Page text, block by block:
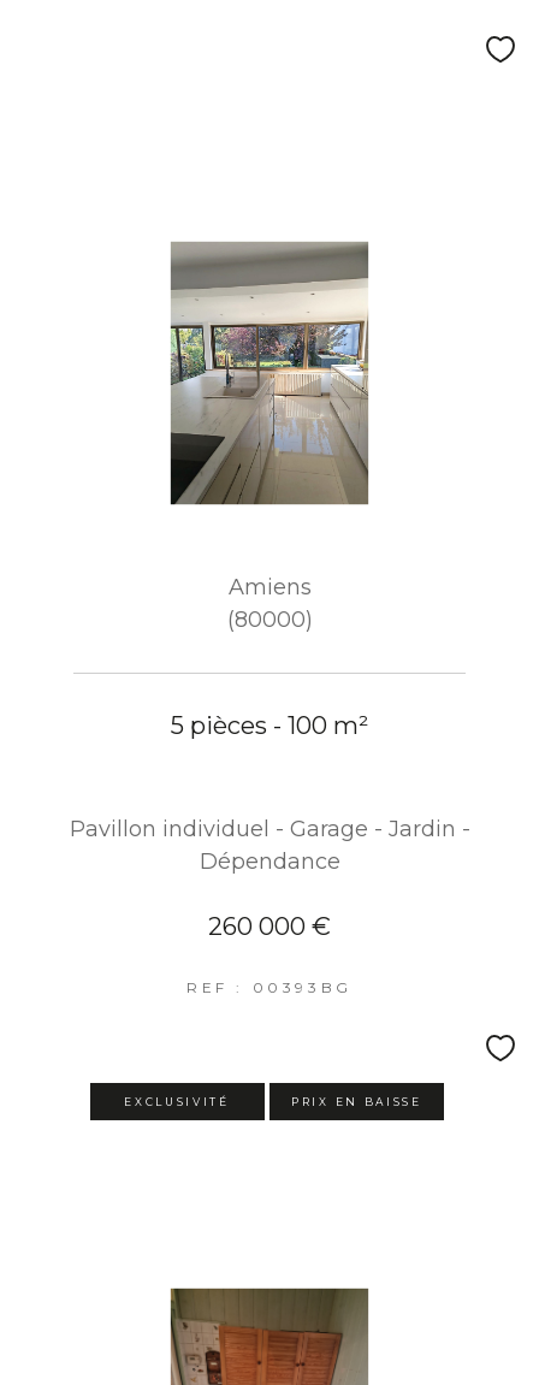
Amiens
(80000)
5 pièces - 100 m²
Pavillon individuel - Garage - Jardin -
Dépendance
260 000 €
REF : 00393BG
EXCLUSIVITÉ PRIX EN BAISSE